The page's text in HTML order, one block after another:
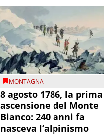
MONTAGNA
8 agosto 1786, la prima
ascensione del Monte
Bianco: 240 anni fa
nasceva l’alpinismo